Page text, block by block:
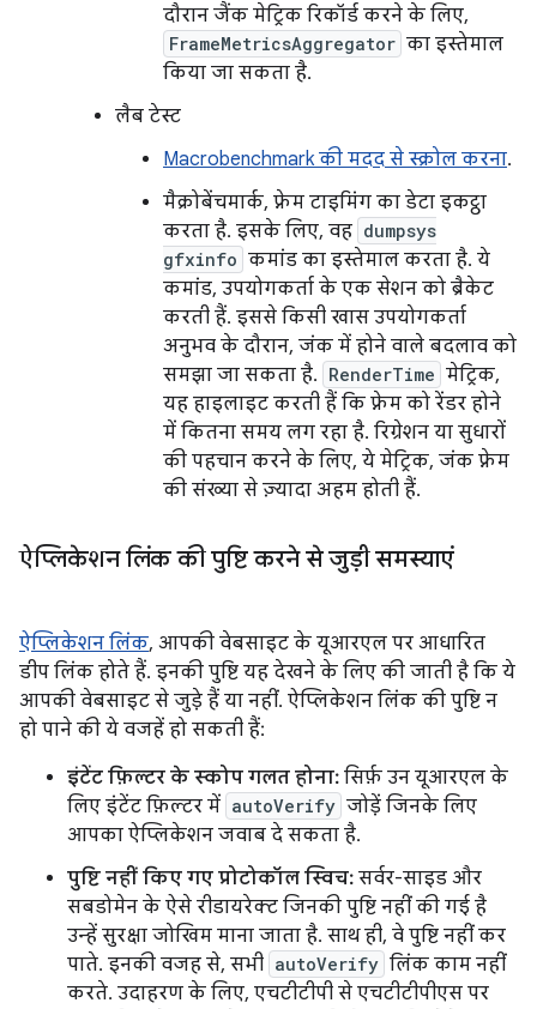
दौरान जैंक मेट्रिक रिकॉर्ड करने के लिए,
FrameMetricsAggregator का इस्तेमाल
किया जा सकता है.
लैब टेस्ट
Macrobenchmark की मदद से स्क्रोल करना.
मैक्रोबेंचमार्क, फ़्रेम टाइमिंग का डेटा इकट्ठा
करता है. इसके लिए, वह dumpsys
gfxinfo कमांड का इस्तेमाल करता है. ये
कमांड, उपयोगकर्ता के एक सेशन को ब्रैकेट
करती हैं. इससे किसी खास उपयोगकर्ता
अनुभव के दौरान, जंक में होने वाले बदलाव को
समझा जा सकता है. RenderTime मेट्रिक,
यह हाइलाइट करती हैं कि फ़्रेम को रेंडर होने
में कितना समय लग रहा है. रिग्रेशन या सुधारों
की पहचान करने के लिए, ये मेट्रिक, जंक फ़्रेम
की संख्या से ज़्यादा अहम होती हैं.
ऐप्लिकेशन लिंक की पुष्टि करने से जुड़ी समस्याएं
ऐप्लिकेशन लिंक, आपकी वेबसाइट के यूआरएल पर आधारित
डीप लिंक होते हैं. इनकी पुष्टि यह देखने के लिए की जाती है कि ये
आपकी वेबसाइट से जुड़े हैं या नहीं. ऐप्लिकेशन लिंक की पुष्टि न
हो पाने की ये वजहें हो सकती हैं:
इंटेंट फ़िल्टर के स्कोप गलत होना: सिर्फ़ उन यूआरएल के
लिए इंटेंट फ़िल्टर में autoVerify जोड़ें जिनके लिए
आपका ऐप्लिकेशन जवाब दे सकता है.
पुष्टि नहीं किए गए प्रोटोकॉल स्विच: सर्वर-साइड और
सबडोमेन के ऐसे रीडायरेक्ट जिनकी पुष्टि नहीं की गई है
उन्हें सुरक्षा जोखिम माना जाता है. साथ ही, वे पुष्टि नहीं कर
पाते. इनकी वजह से, सभी autoVerify लिंक काम नहीं
करते. उदाहरण के लिए, एचटीटीपी से एचटीटीपीएस पर